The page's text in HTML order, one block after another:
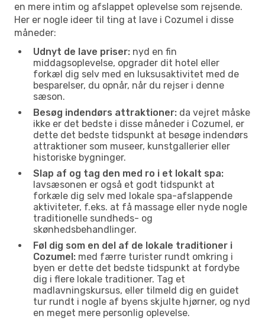
en mere intim og afslappet oplevelse som rejsende.
Her er nogle ideer til ting at lave i Cozumel i disse
måneder:
Udnyt de lave priser: nyd en fin
middagsoplevelse, opgrader dit hotel eller
forkæl dig selv med en luksusaktivitet med de
besparelser, du opnår, når du rejser i denne
sæson.
Besøg indendørs attraktioner: da vejret måske
ikke er det bedste i disse måneder i Cozumel, er
dette det bedste tidspunkt at besøge indendørs
attraktioner som museer, kunstgallerier eller
historiske bygninger.
Slap af og tag den med ro i et lokalt spa:
lavsæsonen er også et godt tidspunkt at
forkæle dig selv med lokale spa-afslappende
aktiviteter, f.eks. at få massage eller nyde nogle
traditionelle sundheds- og
skønhedsbehandlinger.
Føl dig som en del af de lokale traditioner i
Cozumel: med færre turister rundt omkring i
byen er dette det bedste tidspunkt at fordybe
dig i flere lokale traditioner. Tag et
madlavningskursus, eller tilmeld dig en guidet
tur rundt i nogle af byens skjulte hjørner, og nyd
en meget mere personlig oplevelse.